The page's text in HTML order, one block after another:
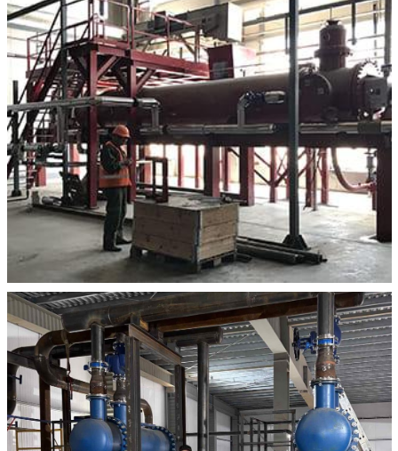
2021-09-24
Монтаж автоклавів для виробництва
газобетону
2019-04-06
ОРІЄНТИР-БУДЕЛЕМЕНТ